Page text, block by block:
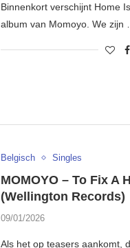
Binnenkort verschijnt Home
album van Momoyo. We zijn …
Belgisch Singles
MOMOYO – To Fix A
(Wellington Records)
09/01/2026
Als het op teasers aankomt,